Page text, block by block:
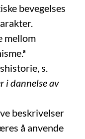
bevegelses
mellom
s.
i dannelse av
beskrivelser
å anvende